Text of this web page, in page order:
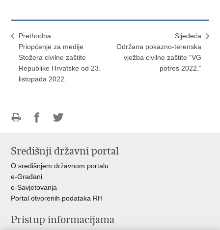
Prethodna
Priopćenje za medije
Stožera civilne zaštite
Republike Hrvatske od 23.
listopada 2022.
Sljedeća
Održana pokazno-terenska
vježba civilne zaštite “VG
potres 2022.”
FacebookuTwitteru
Središnji državni portal
O središnjem državnom portalu
e-Građani
e-Savjetovanja
Portal otvorenih podataka RH
Pristup informacijama